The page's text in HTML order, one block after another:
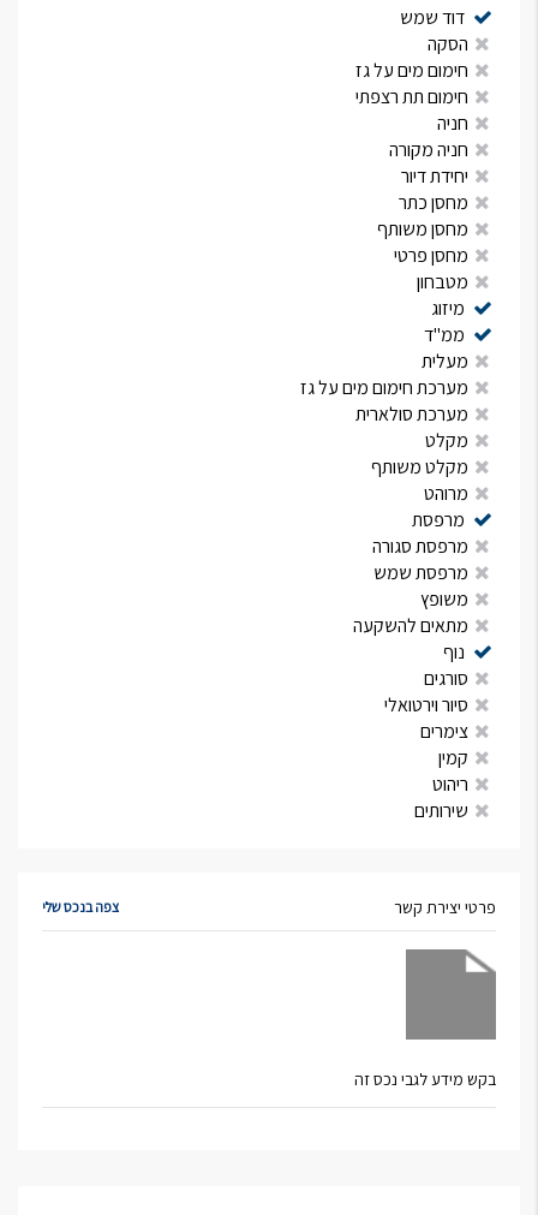
דוד שמש
הסקה
חימום מים על גז
חימום תת רצפתי
חניה
חניה מקורה
יחידת דיור
מחסן כתר
מחסן משותף
מחסן פרטי
מטבחון
מיזוג
ממ"ד
מעלית
מערכת חימום מים על גז
מערכת סולארית
מקלט
מקלט משותף
מרוהט
מרפסת
מרפסת סגורה
מרפסת שמש
משופץ
מתאים להשקעה
נוף
סורגים
סיור וירטואלי
צימרים
קמין
ריהוט
שירותים
פרטי יצירת קשר צפה בנכס שלי
בקש מידע לגבי נכס זה